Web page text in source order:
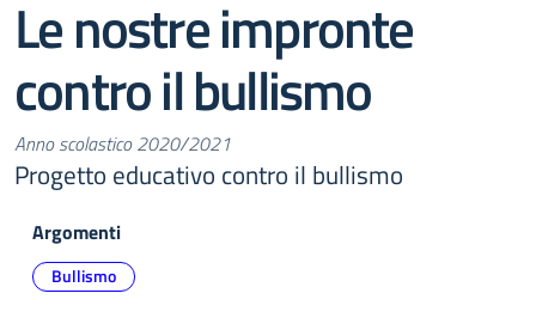
Le nostre impronte
contro il bullismo
Anno scolastico 2020/2021
Progetto educativo contro il bullismo
Argomenti
Bullismo